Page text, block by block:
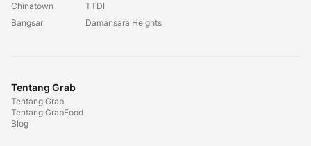
Chinatown
Bangsar
TTDI
Damansara Heights
Tentang Grab
Tentang Grab
Tentang GrabFood
Blog